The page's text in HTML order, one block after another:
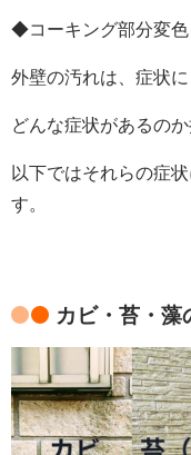
◆コーキング部分変色
外壁の汚れは、症状
どんな症状があるの
以下ではそれらの症
す。
カビ・苔・藻